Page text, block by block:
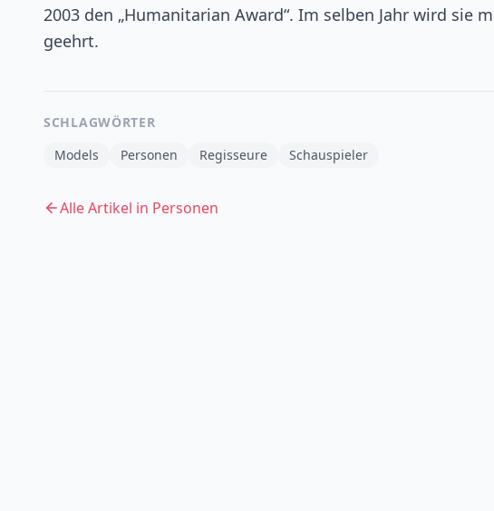
2003 den „Humanitarian Award“. Im selben Jahr wird sie
geehrt.
SCHLAGWÖRTER
Models
Personen Regisseure Schauspieler
Alle Artikel in Personen